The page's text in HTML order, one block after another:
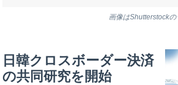
画像はShutterstock
日韓クロスボーダー決済
の共同研究を開始